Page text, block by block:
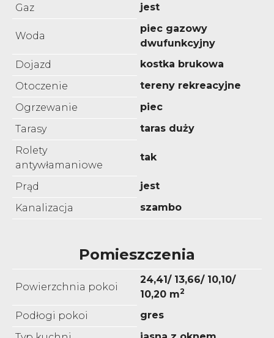
Gaz
jest
Woda
piec gazowy
dwufunkcyjny
Dojazd
kostka brukowa
Otoczenie
tereny rekreacyjne
Ogrzewanie
piec
Tarasy
taras duży
Rolety
antywłamaniowe
tak
Prąd
jest
Kanalizacja
szambo
Pomieszczenia
Powierzchnia pokoi
24,41/ 13,66/ 10,10/
10,20 m2
Podłogi pokoi
gres